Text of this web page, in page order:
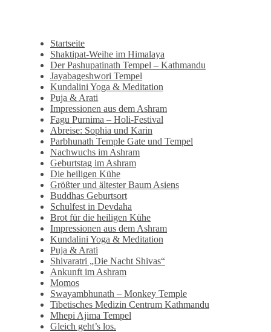
Startseite
Shaktipat-Weihe im Himalaya
Der Pashupatinath Tempel – Kathmandu
Jayabageshwori Tempel
Kundalini Yoga & Meditation
Puja & Arati
Impressionen aus dem Ashram
Fagu Purnima – Holi-Festival
Abreise: Sophia und Karin
Parbhunath Temple Gate und Tempel
Nachwuchs im Ashram
Geburtstag im Ashram
Die heiligen Kühe
Größter und ältester Baum Asiens
Buddhas Geburtsort
Schulfest in Devdaha
Brot für die heiligen Kühe
Impressionen aus dem Ashram
Kundalini Yoga & Meditation
Puja & Arati
Shivaratri „Die Nacht Shivas“
Ankunft im Ashram
Momos
Swayambhunath – Monkey Temple
Tibetisches Medizin Centrum Kathmandu
Mhepi Ajima Tempel
Gleich geht’s los.